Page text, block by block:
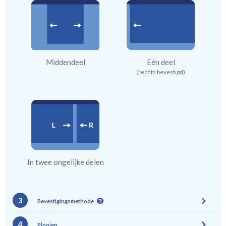
Middendeel Eén deel
(rechts bevestigd)
In twee ongelijke delen
3 Bevestigingsmethode
4 Plooien